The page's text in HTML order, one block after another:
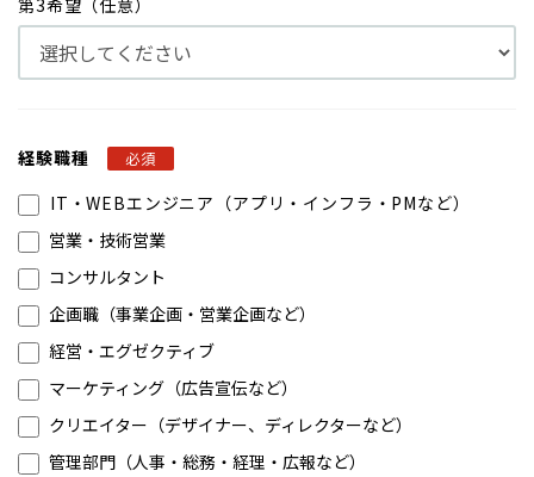
経験職種 必須
IT・WEBエンジニア（アプリ・インフラ・PMなど）
営業・技術営業
コンサルタント
企画職（事業企画・営業企画など）
経営・エグゼクティブ
マーケティング（広告宣伝など）
クリエイター（デザイナー、ディレクターなど）
管理部門（人事・総務・経理・広報など）